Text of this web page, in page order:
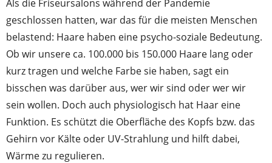
Als die Friseursalons während der Pandemie
geschlossen hatten, war das für die meisten Menschen
belastend: Haare haben eine psycho-soziale Bedeutung.
Ob wir unsere ca. 100.000 bis 150.000 Haare lang oder
kurz tragen und welche Farbe sie haben, sagt ein
bisschen was darüber aus, wer wir sind oder wer wir
sein wollen. Doch auch physiologisch hat Haar eine
Funktion. Es schützt die Oberfläche des Kopfs bzw. das
Gehirn vor Kälte oder UV-Strahlung und hilft dabei,
Wärme zu regulieren.